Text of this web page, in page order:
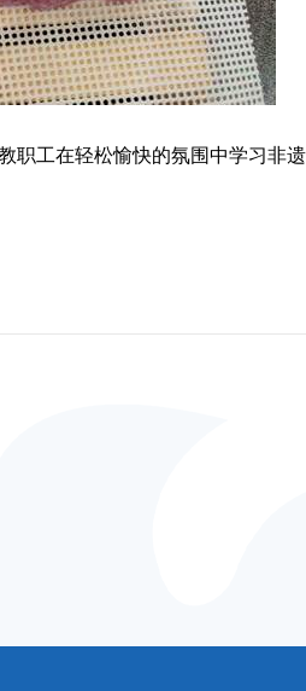
工在轻松愉快的氛围中学习非